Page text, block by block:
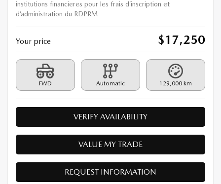
institutions financieres pour les frais d’inscription et
d’administration du RDPRM
Your price $17,250
FWD Automatic 129,000 km
VERIFY AVAILABILITY
VALUE MY TRADE
REQUEST INFORMATION